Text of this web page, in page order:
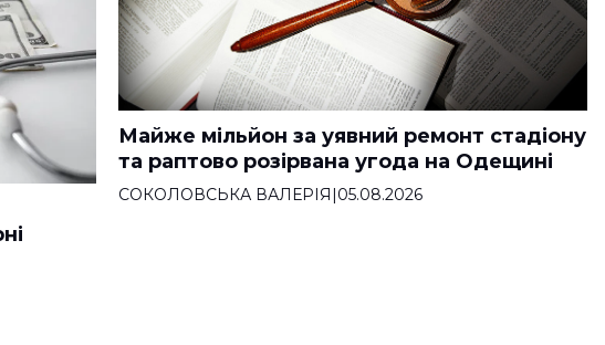
Майже мільйон за уявний ремонт стадіону
та раптово розірвана угода на Одещині
СОКОЛОВСЬКА ВАЛЕРІЯ|05.08.2026